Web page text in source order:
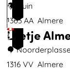
fe
i
n
M
u
g
u
t
„
S
M
a
r
n
3
1
Duin
1363 AA Almere
3
2
Loetje
1316 VV Almere